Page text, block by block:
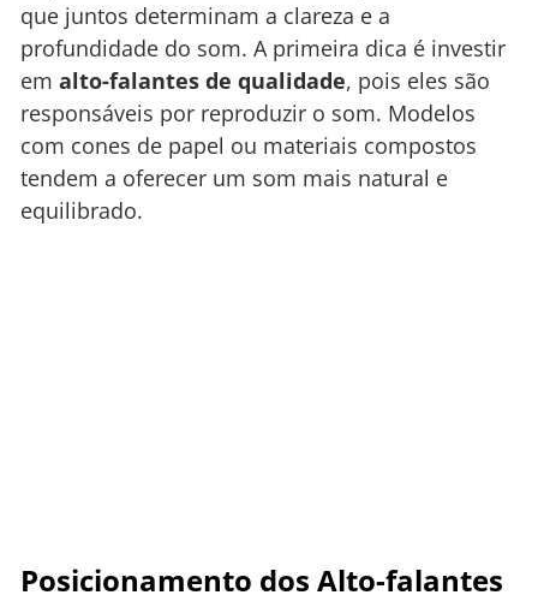
que juntos determinam a clareza e a
profundidade do som. A primeira dica é investir
em alto-falantes de qualidade, pois eles são
responsáveis por reproduzir o som. Modelos
com cones de papel ou materiais compostos
tendem a oferecer um som mais natural e
equilibrado.
Posicionamento dos Alto-falantes